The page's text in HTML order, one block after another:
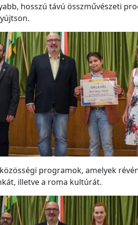
hosszú távú összművészeti
programok, amelyek
illetve a roma kultúrát.